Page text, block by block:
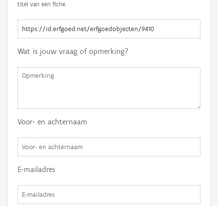
titel van een fiche.
Wat is jouw vraag of opmerking?
Voor- en achternaam
E-mailadres